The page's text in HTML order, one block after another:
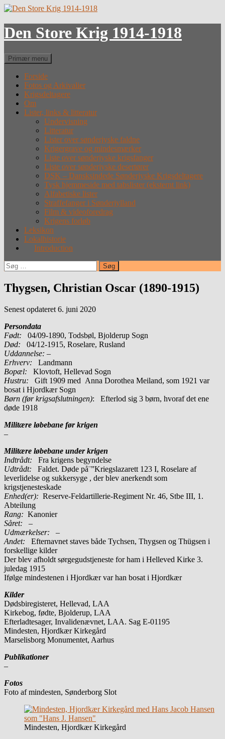
Hop
indhold
Den Store Krig 1914-1918
Søg
Primær menu
Forside
Fotos og Arkivalier
Krigsdeltagere
Om
Lister, links & litteratur
Undervisning
Litteratur
Lister over sønderjyske faldne
Krigergrave og mindesmærker
Liste over sønderjyske krigsfanger
Liste over sønderjyske desertører
DSK – Dansksindede Sønderjyske Krigsdeltagere
Tysk hjemmeside med tabslister (eksternt link)
Alfabetiske lister
Straffefanger i Sønderjylland
Film & videoforedrag
Krigens forløb
Leksikon
Lokalhistorie
Introduction
Søg
efter:
Thygsen, Christian Oscar (1890-1915)
Senest opdateret 6. juni 2020
Persondata
Født: 04/09-1890, Todsbøl, Bjolderup Sogn
Død: 04/12-1915, Roselare, Rusland
Uddannelse: –
Erhverv: Landmann
Bopæl: Klovtoft, Hellevad Sogn
Hustru: Gift 1909 med Anna Dorothea Meiland, som 1921 var
bosat i Hjordkær Sogn
Børn (før krigsafslutningen): Efterlod sig 3 børn, hvoraf det ene
døde 1918
Militære løbebane før krigen
–
Militære løbebane under krigen
Indtrådt: Fra krigens begyndelse
Udtrådt: Faldet. Døde på¨”Kriegslazarett 123 I, Roselare af
leverlidelse og sukkersyge , der blev anerkendt som
krigstjenesteskade
Enhed(er): Reserve-Feldartillerie-Regiment Nr. 46, Stbe III, 1.
Abteilung
Rang: Kanonier
Såret: –
Udmærkelser: –
Andet: Efternavnet staves både Tychsen, Thygsen og Thügsen i
forskellige kilder
Der blev afholdt sørgegudstjeneste for ham i Helleved Kirke 3.
juledag 1915
Ifølge mindestenen i Hjordkær var han bosat i Hjordkær
Kilder
Dødsbiregisteret, Hellevad, LAA
Kirkebog, fødte, Bjolderup, LAA
Efterladtesager, Invalidenævnet, LAA. Sag E-01195
Mindesten, Hjordkær Kirkegård
Marselisborg Monumentet, Aarhus
Publikationer
–
Fotos
Foto af mindesten, Sønderborg Slot
Mindesten, Hjordkær Kirkegård